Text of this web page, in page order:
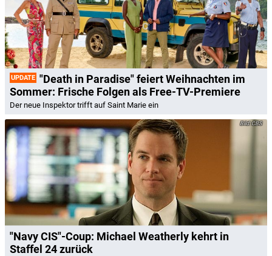
UPDATE "Death in Paradise" feiert Weihnachten im
Sommer: Frische Folgen als Free-TV-Premiere
Der neue Inspektor trifft auf Saint Marie ein
CBS
"Navy CIS"-Coup: Michael Weatherly kehrt in
Staffel 24 zurück